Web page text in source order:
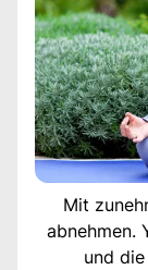
Mit
abnehmen.
und